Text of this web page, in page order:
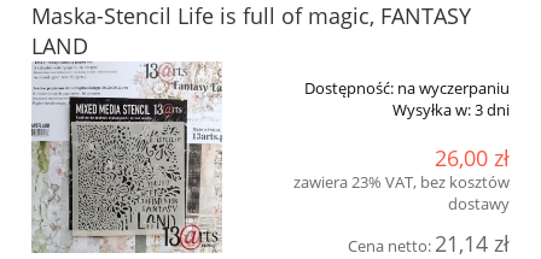
Maska-Stencil Life is full of magic, FANTASY
LAND
Dostępność: na wyczerpaniu
Wysyłka w:3 dni
26,00 zł
zawiera 23% VAT, bez kosztów
dostawy
Cena netto: 21,14 zł